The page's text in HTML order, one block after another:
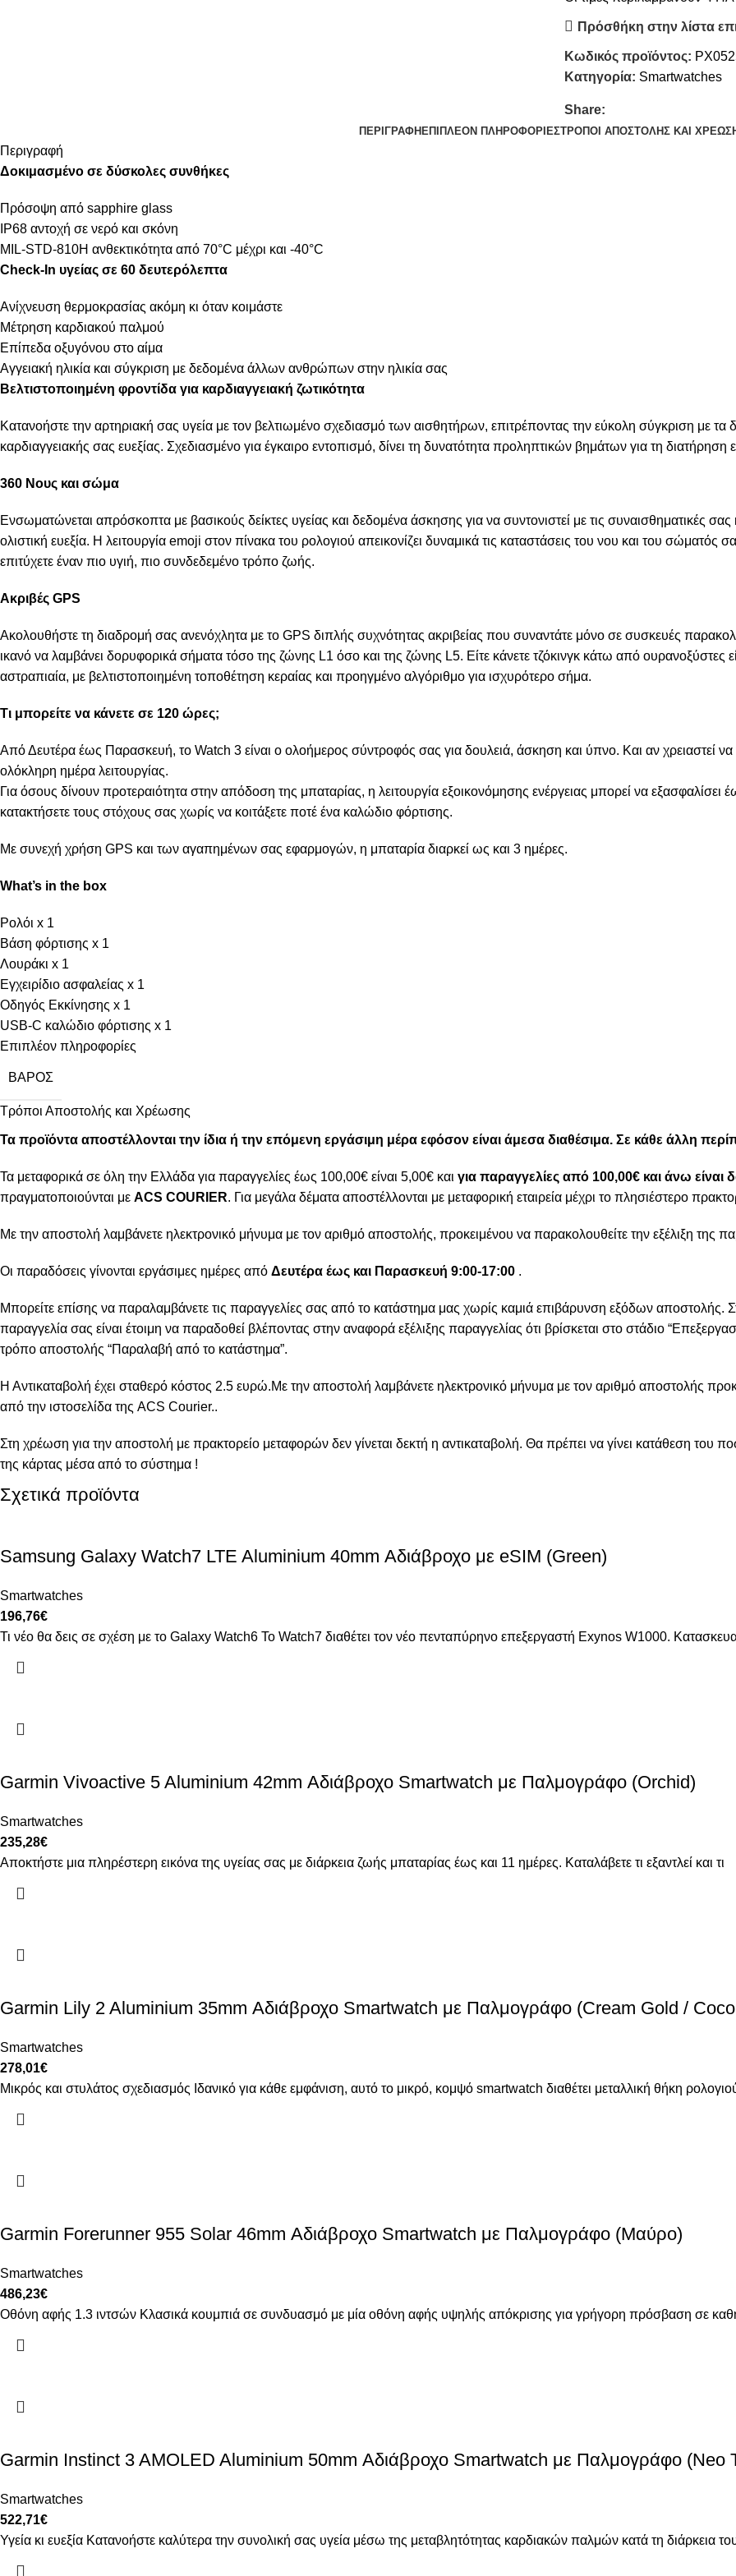
Πρόσθήκη στην λίστα
Κωδικός προϊόντος:
Κατηγορία: Smartwatches
Share:
ΠΕΡΙΓΡΑΦΉ ΕΠΙΠΛΈΟΝ ΠΛΗΡΟΦΟΡΊΕΣΤΡΌΠΟΙ ΑΠΟΣΤΟΛΉΣ ΚΑΙ
Περιγραφή
Δοκιμασμένο σε δύσκολες συνθήκες
Πρόσοψη από sapphire glass
IP68 αντοχή σε νερό και σκόνη
MIL-STD-810H ανθεκτικότητα από 70°C μέχρι και -40°C
Check-In υγείας σε 60 δευτερόλεπτα
Ανίχνευση θερμοκρασίας ακόμη κι όταν κοιμάστε
Μέτρηση καρδιακού παλμού
Επίπεδα οξυγόνου στο αίμα
Αγγειακή ηλικία και σύγκριση με δεδομένα άλλων ανθρώπων στην ηλικία σας
Βελτιστοποιημένη φροντίδα για καρδιαγγειακή ζωτικότητα
Κατανοήστε την αρτηριακή σας υγεία με τον βελτιωμένο σχεδιασμό των αισθητήρων, επιτρέποντας την εύκολη σύγκριση με τα
καρδιαγγειακής σας ευεξίας. Σχεδιασμένο για έγκαιρο εντοπισμό, δίνει τη δυνατότητα προληπτικών βημάτων για τη
360 Νους και σώμα
Ενσωματώνεται απρόσκοπτα με βασικούς δείκτες υγείας και δεδομένα άσκησης για να συντονιστεί με τις συναισθηματικές
ολιστική ευεξία. Η λειτουργία emoji στον πίνακα του ρολογιού απεικονίζει δυναμικά τις καταστάσεις του νου και του
επιτύχετε έναν πιο υγιή, πιο συνδεδεμένο τρόπο ζωής.
Ακριβές GPS
Ακολουθήστε τη διαδρομή σας ανενόχλητα με το GPS διπλής συχνότητας ακριβείας που συναντάτε μόνο σε συσκευές
ικανό να λαμβάνει δορυφορικά σήματα τόσο της ζώνης L1 όσο και της ζώνης L5. Είτε κάνετε τζόκινγκ κάτω από ουρανοξύστες
αστραπιαία, με βελτιστοποιημένη τοποθέτηση κεραίας και προηγμένο αλγόριθμο για ισχυρότερο σήμα.
Τι μπορείτε να κάνετε σε 120 ώρες;
Από Δευτέρα έως Παρασκευή, το Watch 3 είναι ο ολοήμερος σύντροφός σας για δουλειά, άσκηση και ύπνο. Και αν χρειαστεί να
ολόκληρη ημέρα λειτουργίας.
Για όσους δίνουν προτεραιότητα στην απόδοση της μπαταρίας, η λειτουργία εξοικονόμησης ενέργειας μπορεί να
κατακτήσετε τους στόχους σας χωρίς να κοιτάξετε ποτέ ένα καλώδιο φόρτισης.
Με συνεχή χρήση GPS και των αγαπημένων σας εφαρμογών, η μπαταρία διαρκεί ως και 3 ημέρες.
What’s in the box
Ρολόι x 1
Βάση φόρτισης x 1
Λουράκι x 1
Εγχειρίδιο ασφαλείας x 1
Οδηγός Εκκίνησης x 1
USB-C καλώδιο φόρτισης x 1
Επιπλέον πληροφορίες
ΒΆΡΟΣ
Τρόποι Αποστολής και Χρέωσης
Τα προϊόντα αποστέλλονται την ίδια ή την επόμενη εργάσιμη μέρα εφόσον είναι άμεσα διαθέσιμα. Σε κάθε άλλη
Τα μεταφορικά σε όλη την Ελλάδα για παραγγελίες έως 100,00€ είναι 5,00€ και για παραγγελίες από 100,00€ και άνω είναι
πραγματοποιούνται με ACS COURIER. Για μεγάλα δέματα αποστέλλονται με μεταφορική εταιρεία μέχρι το πλησιέστερο
Με την αποστολή λαμβάνετε ηλεκτρονικό μήνυμα με τον αριθμό αποστολής, προκειμένου να παρακολουθείτε την εξέλιξη της
Οι παραδόσεις γίνονται εργάσιμες ημέρες από Δευτέρα έως και Παρασκευή 9:00-17:00 .
Μπορείτε επίσης να παραλαμβάνετε τις παραγγελίες σας από το κατάστημα μας χωρίς καμιά επιβάρυνση εξόδων αποστολής.
παραγγελία σας είναι έτοιμη να παραδοθεί βλέποντας στην αναφορά εξέλιξης παραγγελίας ότι βρίσκεται στο στάδιο
τρόπο αποστολής “Παραλαβή από το κατάστημα”.
Η Αντικαταβολή έχει σταθερό κόστος 2.5 ευρώ.Με την αποστολή λαμβάνετε ηλεκτρονικό μήνυμα με τον αριθμό αποστολής
από την ιστοσελίδα της ACS Courier..
Στη χρέωση για την αποστολή με πρακτορείο μεταφορών δεν γίνεται δεκτή η αντικαταβολή. Θα πρέπει να γίνει κατάθεση του
της κάρτας μέσα από το σύστημα !
Σχετικά προϊόντα
Samsung Galaxy Watch7 LTE Aluminium 40mm Αδιάβροχο με eSIM (Green)
Smartwatches
196,76€
Τι νέο θα δεις σε σχέση με το Galaxy Watch6 Το Watch7 διαθέτει τον νέο πενταπύρηνο επεξεργαστή Exynos W1000.
Garmin Vivoactive 5 Aluminium 42mm Αδιάβροχο Smartwatch με Παλμογράφο (Orchid)
Smartwatches
235,28€
Αποκτήστε μια πληρέστερη εικόνα της υγείας σας με διάρκεια ζωής μπαταρίας έως και 11 ημέρες. Καταλάβετε τι εξαντλεί και τι
Garmin Lily 2 Aluminium 35mm Αδιάβροχο Smartwatch με Παλμογράφο (Cream Gold /
Smartwatches
278,01€
Μικρός και στυλάτος σχεδιασμός Ιδανικό για κάθε εμφάνιση, αυτό το μικρό, κομψό smartwatch διαθέτει μεταλλική θήκη
Garmin Forerunner 955 Solar 46mm Αδιάβροχο Smartwatch με Παλμογράφο (Μαύρο)
Smartwatches
486,23€
​Οθόνη αφής 1.3 ιντσών Κλασικά κουμπιά σε συνδυασμό με μία οθόνη αφής υψηλής απόκρισης για γρήγορη πρόσβαση σε
Garmin Instinct 3 AMOLED Aluminium 50mm Αδιάβροχο Smartwatch με Παλμογράφο (Neo
Smartwatches
522,71€
Υγεία κι ευεξία Κατανοήστε καλύτερα την συνολική σας υγεία μέσω της μεταβλητότητας καρδιακών παλμών κατά τη διάρκεια